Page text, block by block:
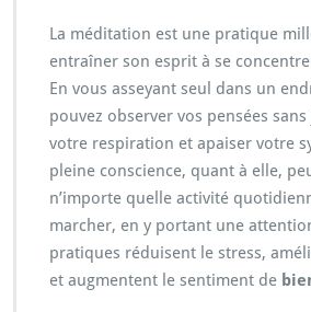
La méditation est une pratique
entraîner son esprit à se
En vous asseyant seul dans un
pouvez observer vos pensées
votre respiration et apaiser votre
pleine conscience, quant à elle,
n’importe quelle activité
marcher, en y portant une
pratiques réduisent le stress,
et augmentent le sentiment de